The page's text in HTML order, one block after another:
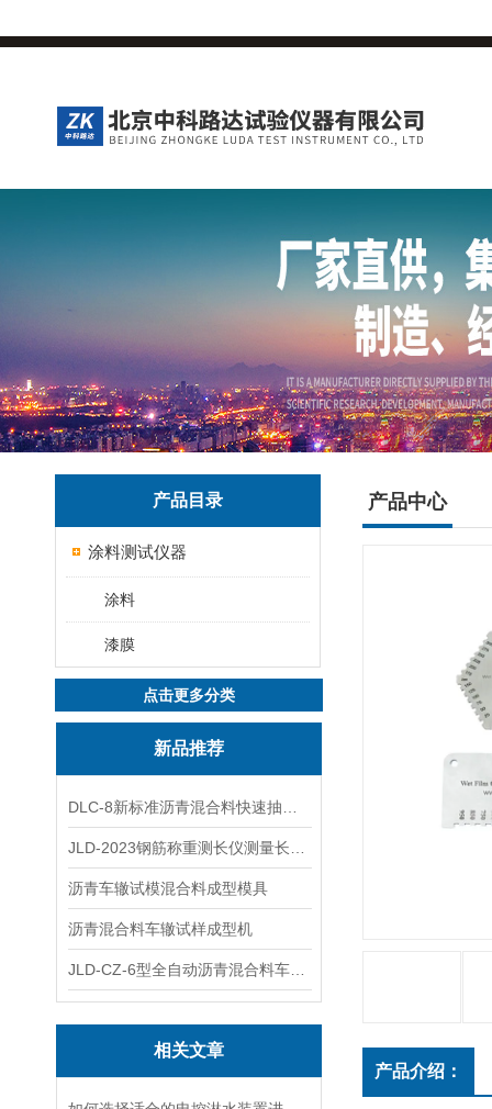
产品目录
涂料测试仪器
涂料
漆膜
点击更多分类
新品推荐
沥青车辙试模混合料成型模具
沥青混合料车辙试样成型机
相关文章
产品中心
产品介绍：